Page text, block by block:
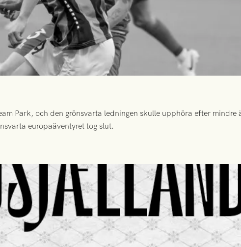
Park, och den grönsvarta ledningen skulle upphöra efter
europaäventyret tog slut.